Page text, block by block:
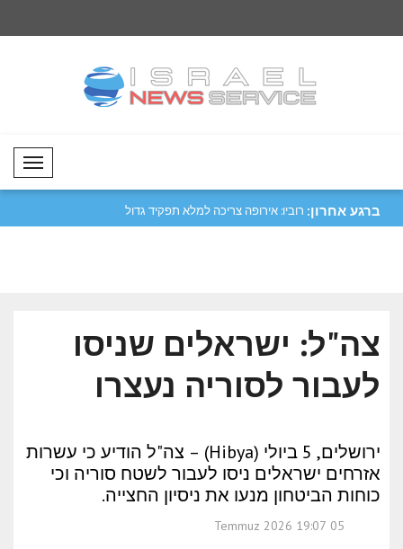
Mobil Menü
ברגע אחרון: זלנסקי: כל סיוע שיוענק לאוקראינה יציל חי.. ת'אני השתתף
צה"ל: ישראלים שניסו
לעבור לסוריה נעצרו
ירושלים, 5 ביולי (Hibya) – צה"ל הודיע כי עשרות
אזרחים ישראלים ניסו לעבור לשטח סוריה וכי
כוחות הביטחון מנעו את ניסיון החצייה.
05 Temmuz 2026 19:07